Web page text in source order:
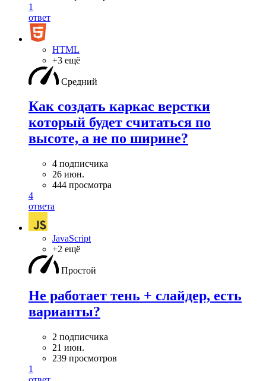
1
ответ
HTML
+3 ещё
Средний
Как создать каркас верстки
который будет считаться по
высоте, а не по ширине?
4 подписчика
26 июн.
444 просмотра
4
ответа
JavaScript
+2 ещё
Простой
Не работает тень + слайдер, есть
варианты?
2 подписчика
21 июн.
239 просмотров
1